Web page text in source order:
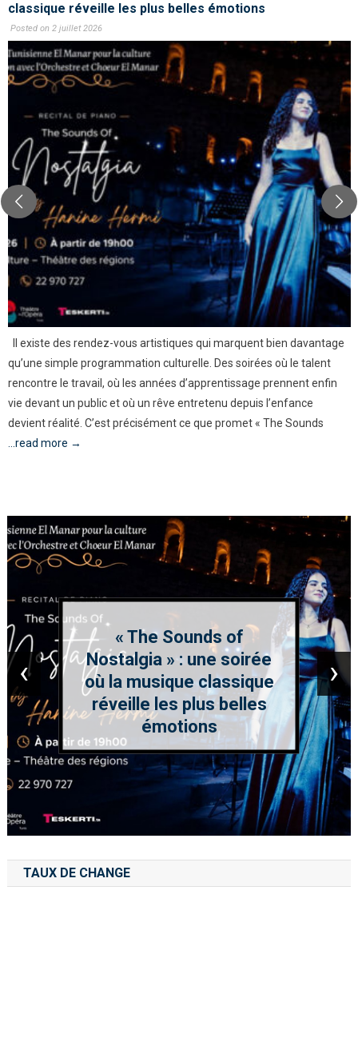
classique réveille les plus belles émotions
Posted on 2 juillet 2026
Il existe des rendez-vous artistiques qui marquent bien davantage
qu’une simple programmation culturelle. Des soirées où le talent
rencontre le travail, où les années d’apprentissage prennent enfin
vie devant un public et où un rêve entretenu depuis l’enfance
devient réalité. C’est précisément ce que promet « The Sounds
...read more →
« The Sounds of
Nostalgia » : une soirée
où la musique classique
réveille les plus belles
émotions
‹ ›
TAUX DE CHANGE